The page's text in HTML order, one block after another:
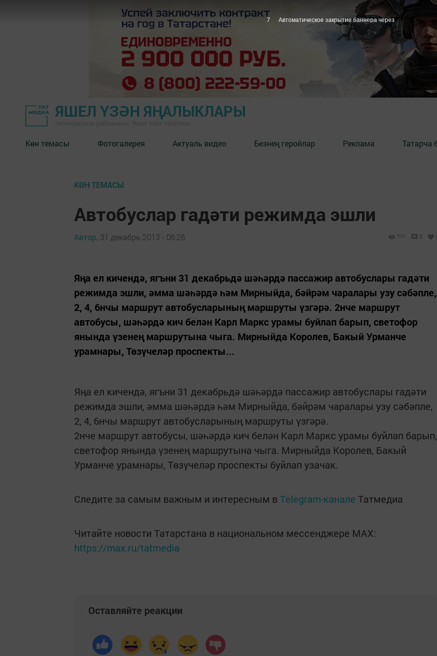
ЯШЕЛ ҮЗӘН ЯҢАЛЫКЛАРЫ
Көн темасы Фотогалерея Актуаль видео Безнең геройлар Реклама Татарча
КӨН ТЕМАСЫ
Автобуслар гадәти режимда эшли
Автор, 31 декабрь 2013 - 06:26 711 0
Яңа ел кичендә, ягъни 31 декабрьдә шәһәрдә пассажир автобуслары гадәти
режимда эшли, әмма шәһәрдә һәм Мирныйда, бәйрәм чаралары узу сәбәпле,
2, 4, 6нчы маршрут автобусларының маршруты үзгәрә. 2нче маршрут
автобусы, шәһәрдә кич белән Карл Маркс урамы буйлап барып, светофор
янында үзенең маршрутына чыга. Мирныйда Королев, Бакый Урманче
урамнары, Төзүчеләр проспекты...
Яңа ел кичендә, ягъни 31 декабрьдә шәһәрдә пассажир автобуслары гадәти
режимда эшли, әмма шәһәрдә һәм Мирныйда, бәйрәм чаралары узу сәбәпле,
2, 4, 6нчы маршрут автобусларының маршруты үзгәрә.
2нче маршрут автобусы, шәһәрдә кич белән Карл Маркс урамы буйлап барып,
светофор янында үзенең маршрутына чыга. Мирныйда Королев, Бакый
Урманче урамнары, Төзүчеләр проспекты буйлап узачак.
Следите за самым важным и интересным в Telegram-канале Татмедиа
Читайте новости Татарстана в национальном мессенджере MАХ:
https://max.ru/tatmedia
Оставляйте реакции
6 Автоматическое закрытие баннера через